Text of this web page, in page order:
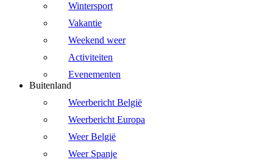
Wintersport
Vakantie
Weekend weer
Activiteiten
Evenementen
Buitenland
Weerbericht België
Weerbericht Europa
Weer België
Weer Spanje